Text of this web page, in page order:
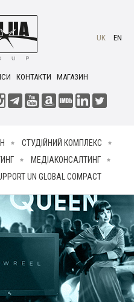
КОНТАКТИ МАГАЗИН
UK EN
СТУДІЙНИЙ КОМПЛЕКС
МЕДІАКОНСАЛТИНГ
UN GLOBAL COMPACT